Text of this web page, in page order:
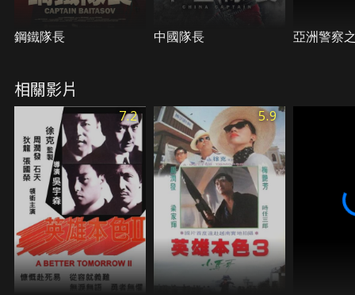
鋼鐵隊長 中國隊長 亞洲警察
相關影片
7.2 5.9